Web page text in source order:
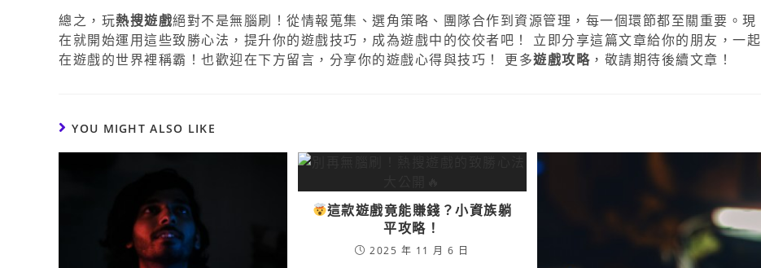
總之，玩熱搜遊戲絕對不是無腦刷！從情報蒐集、選角策略、團隊合作到資源管理，每一個環節都至關重要。現
在就開始運用這些致勝心法，提升你的遊戲技巧，成為遊戲中的佼佼者吧！ 立即分享這篇文章給你的朋友，一起
在遊戲的世界裡稱霸！也歡迎在下方留言，分享你的遊戲心得與技巧！ 更多遊戲攻略 ，敬請期待後續文章！
YOU MIGHT ALSO LIKE
這款遊戲竟能賺錢？小資族躺
平攻略！
2025 年 11 月 6 日